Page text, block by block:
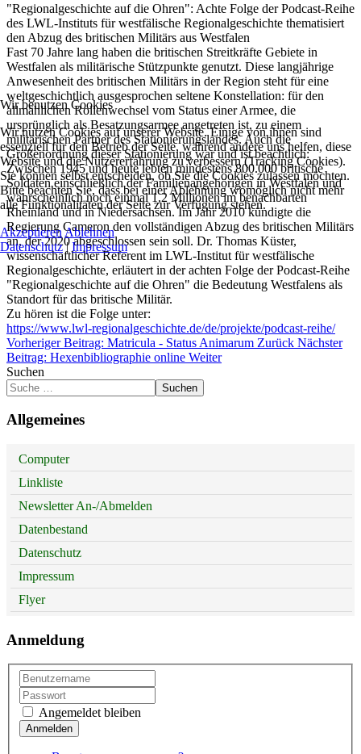
"Regionalgeschichte auf die Ohren": Achte Folge der Podcast-Reihe
des LWL-Instituts für westfälische Regionalgeschichte thematisiert
den Abzug des britischen Militärs aus Westfalen
Fast 70 Jahre lang haben die britischen Streitkräfte Gebiete in
Westfalen als militärische Stützpunkte genutzt. Diese langjährige
Anwesenheit des britischen Militärs in der Region steht für eine
weltgeschichtlich ausgesprochen seltene Konstellation: für den
allmählichen Rollenwechsel vom Status einer Armee, die
ursprünglich als Besatzungsarmee angetreten ist, zu einem
militärischen Partner des Stationierungslandes. Auch die
Größenordnung dieser Stationierung war und ist beachtlich:
Zwischen 1945 und heute lebten mindestens 800.000 britische
Soldaten einschließlich der Familienangehörigen in Westfalen und
wahrscheinlich noch einmal 1,2 Millionen im benachbarten
Rheinland und in Niedersachsen. Im Jahr 2010 kündigte die
Regierung Cameron den vollständigen Abzug des britischen Militärs
an, der 2020 abgeschlossen sein soll. Dr. Thomas Küster,
wissenschaftlicher Referent im LWL-Institut für westfälische
Regionalgeschichte, erläutert in der achten Folge der Podcast-Reihe
"Regionalgeschichte auf die Ohren" die Bedeutung Westfalens als
Standort für das britische Militär.
Zu hören ist die Folge unter:
https://www.lwl-regionalgeschichte.de/de/projekte/podcast-reihe/
Vorheriger Beitrag: Matricula - Status Animarum Zurück Nächster
Beitrag: Hexenbibliographie online Weiter
Suchen
Suchen
Allgemeines
Computer
Linkliste
Newsletter An-/Abmelden
Datenbestand
Datenschutz
Impressum
Flyer
Anmeldung
Angemeldet bleiben
Wir benutzen Cookies
Wir nutzen Cookies auf unserer Website. Einige von ihnen sind
essenziell für den Betrieb der Seite, während andere uns helfen, diese
Website und die Nutzererfahrung zu verbessern (Tracking Cookies).
Sie können selbst entscheiden, ob Sie die Cookies zulassen möchten.
Bitte beachten Sie, dass bei einer Ablehnung womöglich nicht mehr
alle Funktionalitäten der Seite zur Verfügung stehen.
Akzeptieren Ablehnen
Datenschutz|Impressum